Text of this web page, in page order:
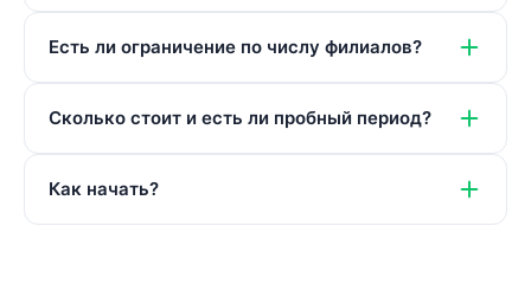
Есть ли ограничение по числу филиалов?
Сколько стоит и есть ли пробный период?
Как начать?